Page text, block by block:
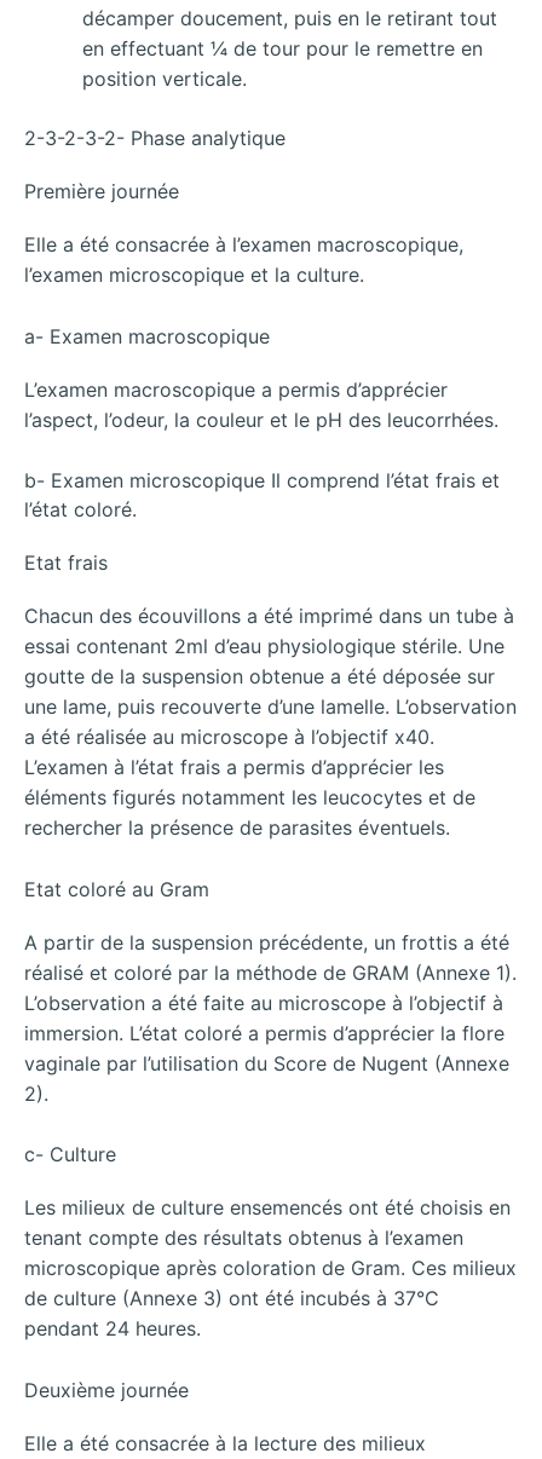
décamper doucement, puis en le retirant tout
en effectuant ¼ de tour pour le remettre en
position verticale.
2-3-2-3-2- Phase analytique
Première journée
Elle a été consacrée à l’examen macroscopique,
l’examen microscopique et la culture.
a- Examen macroscopique
L’examen macroscopique a permis d’apprécier
l’aspect, l’odeur, la couleur et le pH des leucorrhées.
b- Examen microscopique Il comprend l’état frais et
l’état coloré.
Etat frais
Chacun des écouvillons a été imprimé dans un tube à
essai contenant 2ml d’eau physiologique stérile. Une
goutte de la suspension obtenue a été déposée sur
une lame, puis recouverte d’une lamelle. L’observation
a été réalisée au microscope à l’objectif x40.
L’examen à l’état frais a permis d’apprécier les
éléments figurés notamment les leucocytes et de
rechercher la présence de parasites éventuels.
Etat coloré au Gram
A partir de la suspension précédente, un frottis a été
réalisé et coloré par la méthode de GRAM (Annexe 1).
L’observation a été faite au microscope à l’objectif à
immersion. L’état coloré a permis d’apprécier la flore
vaginale par l’utilisation du Score de Nugent (Annexe
2).
c- Culture
Les milieux de culture ensemencés ont été choisis en
tenant compte des résultats obtenus à l’examen
microscopique après coloration de Gram. Ces milieux
de culture (Annexe 3) ont été incubés à 37°C
pendant 24 heures.
Deuxième journée
Elle a été consacrée à la lecture des milieux